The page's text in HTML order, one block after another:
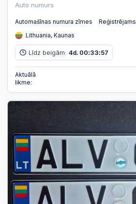
Auto numurs
Automašīnas numura zīmes Reģistrējams
Lithuania, Kaunas
Līdz beigām: 4d. 00:33:56
Aktuālā
likme: